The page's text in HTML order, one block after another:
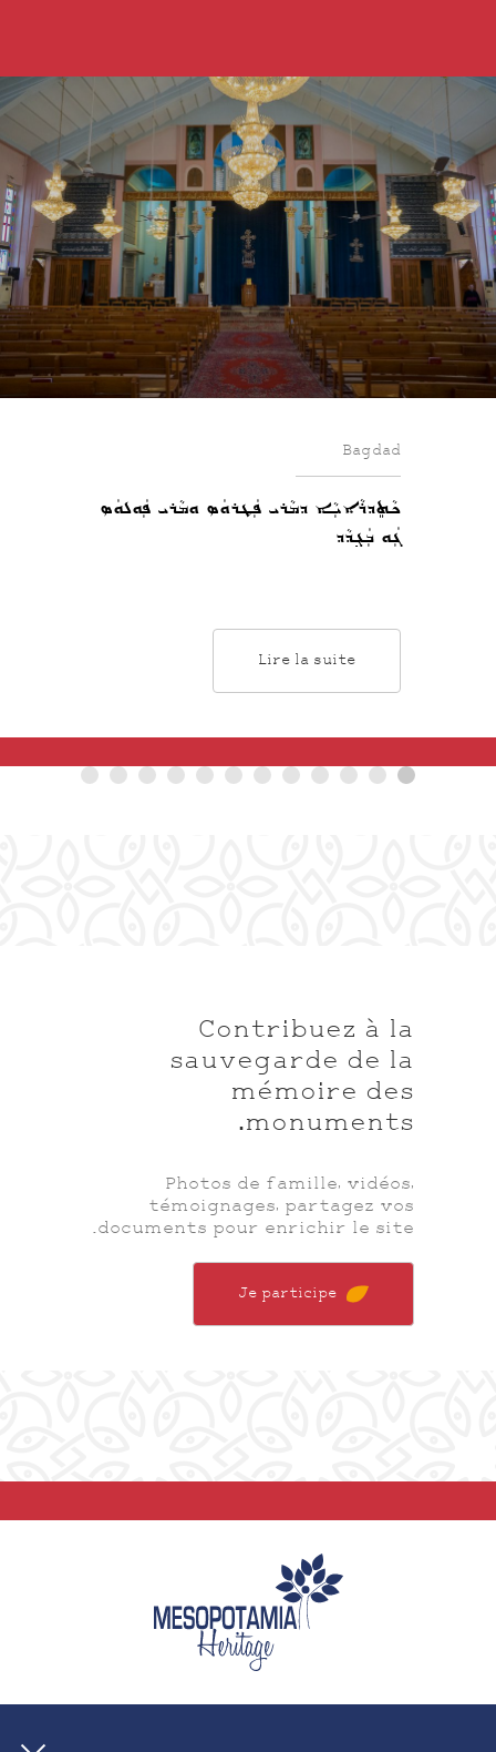
Bagdad
ܟܵܬܸܕܪܵܐܝܼܵܐ ܕܡܵܪܝ ܦܲܛܪܘܿܣ ܘܡܵܪܝ ܦܲܘܠܘܿܣ
ܓܲܘ ܒܲܓ݂ܕܵܕ
Lire la suite
Contribuez à la
sauvegarde de la
mémoire des
monuments.
Photos de famille, vidéos,
témoignages, partagez vos
documents pour enrichir le site.
Je participe